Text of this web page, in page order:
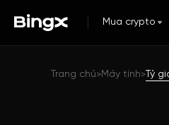
Mua crypto
Trang chủ>Máy tính> Tỷ